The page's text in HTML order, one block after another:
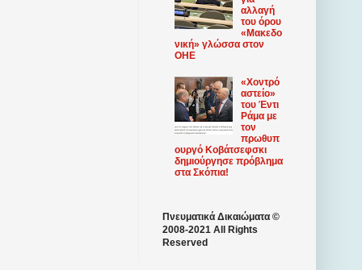
αλλαγή
του όρου
«Μακεδο
νική» γλώσσα στον
ΟΗΕ
«Χοντρό
αστείο»
του Έντι
Ράμα με
τον
πρωθυπ
ουργό Κοβάτσεφσκι
δημιούργησε πρόβλημα
στα Σκόπια!
Πνευματικά Δικαιώματα ©
2008-2021 All Rights
Reserved